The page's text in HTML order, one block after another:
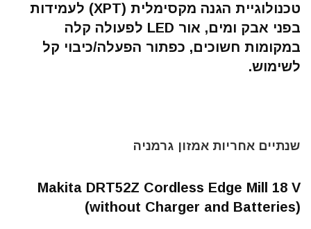
טכנולוגיית הגנה מקסימלית (XPT) לעמידות
בפני אבק ומים, אור LED לפעולה קלה
במקומות חשוכים, כפתור הפעלה/כיבוי קל
לשימוש.
שנתיים אחריות אמזון גרמניה
Makita DRT52Z Cordless Edge Mill 18 V
(without Charger and Batteries)